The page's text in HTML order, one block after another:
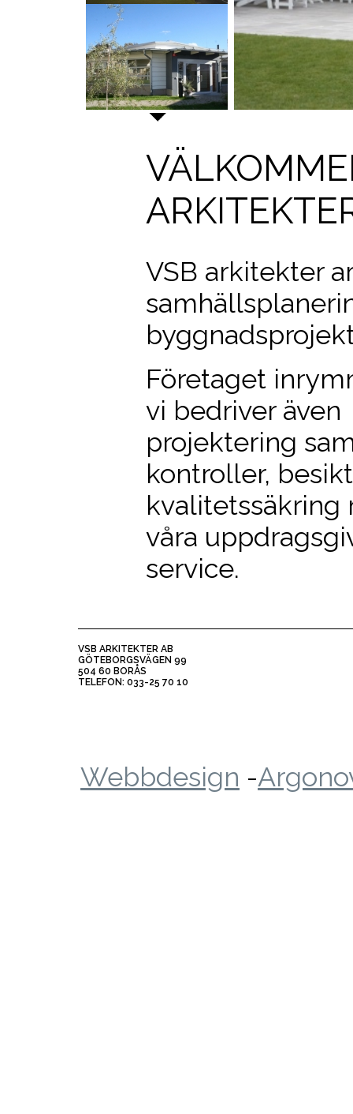
VSB arkitekter
Företaget
vi bedriver
projektering
kontroller,
kvalitetssäkring
våra
service.
VSB ARKITEKTER AB
GÖTEBORGSVÄGEN 99
504 60 BORÅS
TELEFON: 033-25 70 10
Webbdesign -